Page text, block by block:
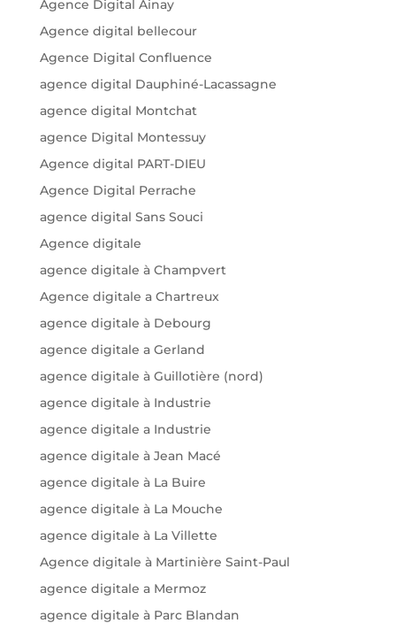
Agence Digital Ainay
Agence digital bellecour
Agence Digital Confluence
agence digital Dauphiné-Lacassagne
agence digital Montchat
agence Digital Montessuy
Agence digital PART-DIEU
Agence Digital Perrache
agence digital Sans Souci
Agence digitale
agence digitale à Champvert
Agence digitale a Chartreux
agence digitale à Debourg
agence digitale a Gerland
agence digitale à Guillotière (nord)
agence digitale à Industrie
agence digitale a Industrie
agence digitale à Jean Macé
agence digitale à La Buire
agence digitale à La Mouche
agence digitale à La Villette
Agence digitale à Martinière Saint-Paul
agence digitale a Mermoz
agence digitale à Parc Blandan